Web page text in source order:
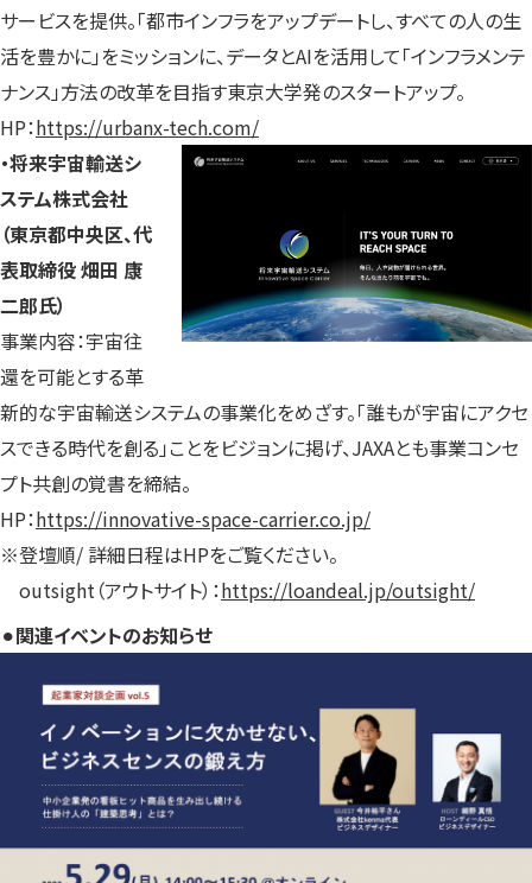
サービスを提供。「都市インフラをアップデートし、すべての人の生
活を豊かに」をミッションに、データとAIを活用して「インフラメンテ
ナンス」方法の改革を目指す東京大学発のスタートアップ。
HP：https://urbanx-tech.com/
・将来宇宙輸送シ
ステム株式会社
（東京都中央区、代
表取締役 畑田 康
二郎氏）
事業内容：宇宙往
還を可能とする革
新的な宇宙輸送システムの事業化をめざす。「誰もが宇宙にアクセ
スできる時代を創る」ことをビジョンに掲げ、JAXAとも事業コンセ
プト共創の覚書を締結。
HP：https://innovative-space-carrier.co.jp/
※登壇順/ 詳細日程はHPをご覧ください。
outsight（アウトサイト）：https://loandeal.jp/outsight/
⚫︎関連イベントのお知らせ